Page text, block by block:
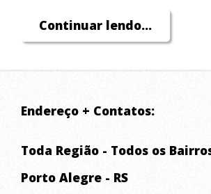
ORÇAMENTO COM A
Continuar lendo...
Endereço + Contatos:
Toda Região - Todos os
Porto Alegre - RS